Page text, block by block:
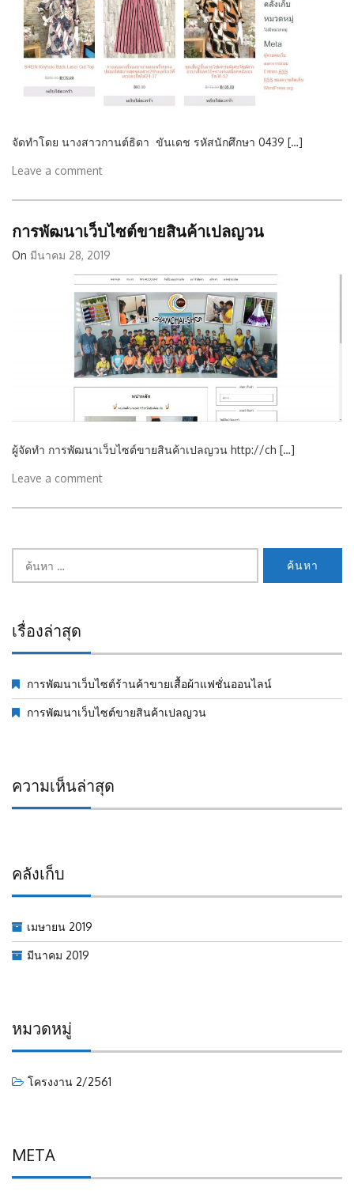
จัดทำโดย นางสาวกานต์ธิดา ขันเดช รหัสนักศึกษา 0439 […]
Leave a comment
การพัฒนาเว็บไซต์ขายสินค้าเปลญวน
On มีนาคม 28, 2019
ผู้จัดทำ การพัฒนาเว็บไซต์ขายสินค้าเปลญวน http://ch […]
Leave a comment
สำหรับ:
เรื่องล่าสุด
การพัฒนาเว็บไซต์ร้านค้าขายเสื้อผ้าแฟชั่นออนไลน์
การพัฒนาเว็บไซต์ขายสินค้าเปลญวน
ความเห็นล่าสุด
คลังเก็บ
เมษายน 2019
มีนาคม 2019
หมวดหมู่
โครงงาน 2/2561
META